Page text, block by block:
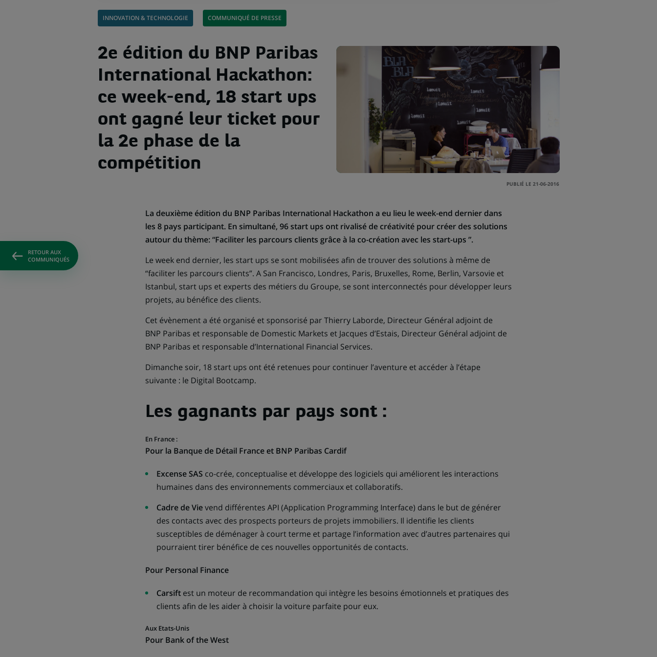
INNOVATION & TECHNOLOGIE COMMUNIQUÉ DE PRESSE
2e édition du BNP Paribas
International Hackathon:
ce week-end, 18 start ups
ont gagné leur ticket pour
la 2e phase de la
compétition
PUBLIÉ LE 21-06-2016
RETOUR AUX
COMMUNIQUÉS
La deuxième édition du BNP Paribas International Hackathon a eu lieu le week-end dernier dans
les 8 pays participant. En simultané, 96 start ups ont rivalisé de créativité pour créer des solutions
autour du thème: “Faciliter les parcours clients grâce à la co-création avec les start-ups ”.
Le week end dernier, les start ups se sont mobilisées afin de trouver des solutions à même de
“faciliter les parcours clients”. A San Francisco, Londres, Paris, Bruxelles, Rome, Berlin, Varsovie et
Istanbul, start ups et experts des métiers du Groupe, se sont interconnectés pour développer leurs
projets, au bénéfice des clients.
Cet évènement a été organisé et sponsorisé par Thierry Laborde, Directeur Général adjoint de
BNP Paribas et responsable de Domestic Markets et Jacques d’Estais, Directeur Général adjoint de
BNP Paribas et responsable d’International Financial Services.
Dimanche soir, 18 start ups ont été retenues pour continuer l’aventure et accéder à l’étape
suivante : le Digital Bootcamp.
Les gagnants par pays sont :
En France :
Pour la Banque de Détail France et BNP Paribas Cardif
Excense SAS co-crée, conceptualise et développe des logiciels qui améliorent les interactions
humaines dans des environnements commerciaux et collaboratifs.
Cadre de Vievend différentes API (Application Programming Interface) dans le but de générer
des contacts avec des prospects porteurs de projets immobiliers. Il identifie les clients
susceptibles de déménager à court terme et partage l’information avec d’autres partenaires qui
pourraient tirer bénéfice de ces nouvelles opportunités de contacts.
Pour Personal Finance
Carsift est un moteur de recommandation qui intègre les besoins émotionnels et pratiques des
clients afin de les aider à choisir la voiture parfaite pour eux.
Aux Etats-Unis
Pour Bank of the West